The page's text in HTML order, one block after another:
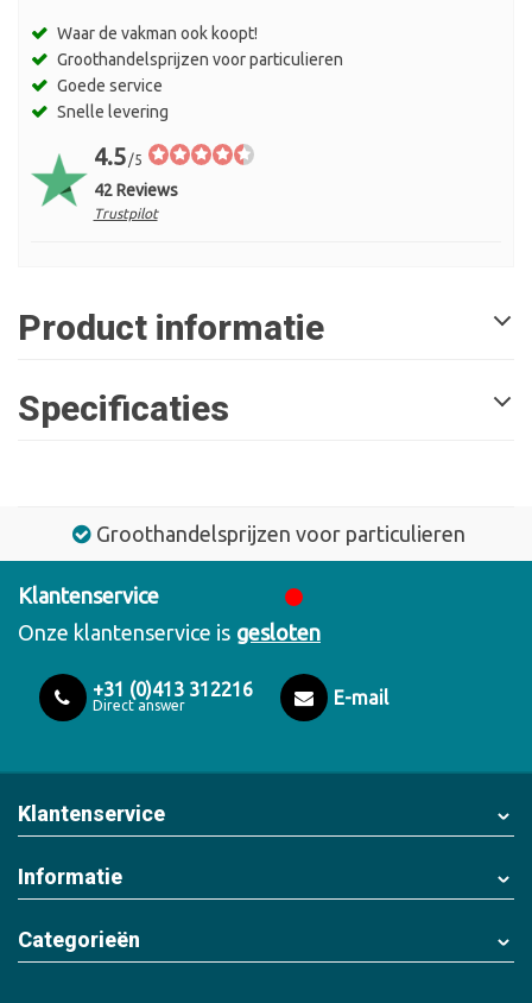
Waar de vakman ook koopt!
Groothandelsprijzen voor particulieren
Goede service
Snelle levering
4.5 /5
42 Reviews
Trustpilot
Product informatie
Specificaties
Groothandelsprijzen voor particulieren
Klantenservice
Onze klantenservice is gesloten
+31 (0)413 312216
Direct answer E-mail
Klantenservice
Informatie
Categorieën